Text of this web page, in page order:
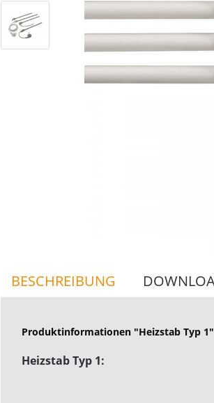
BESCHREIBUNG
Produktinformationen "Heizstab Typ 1"
Heizstab Typ 1: